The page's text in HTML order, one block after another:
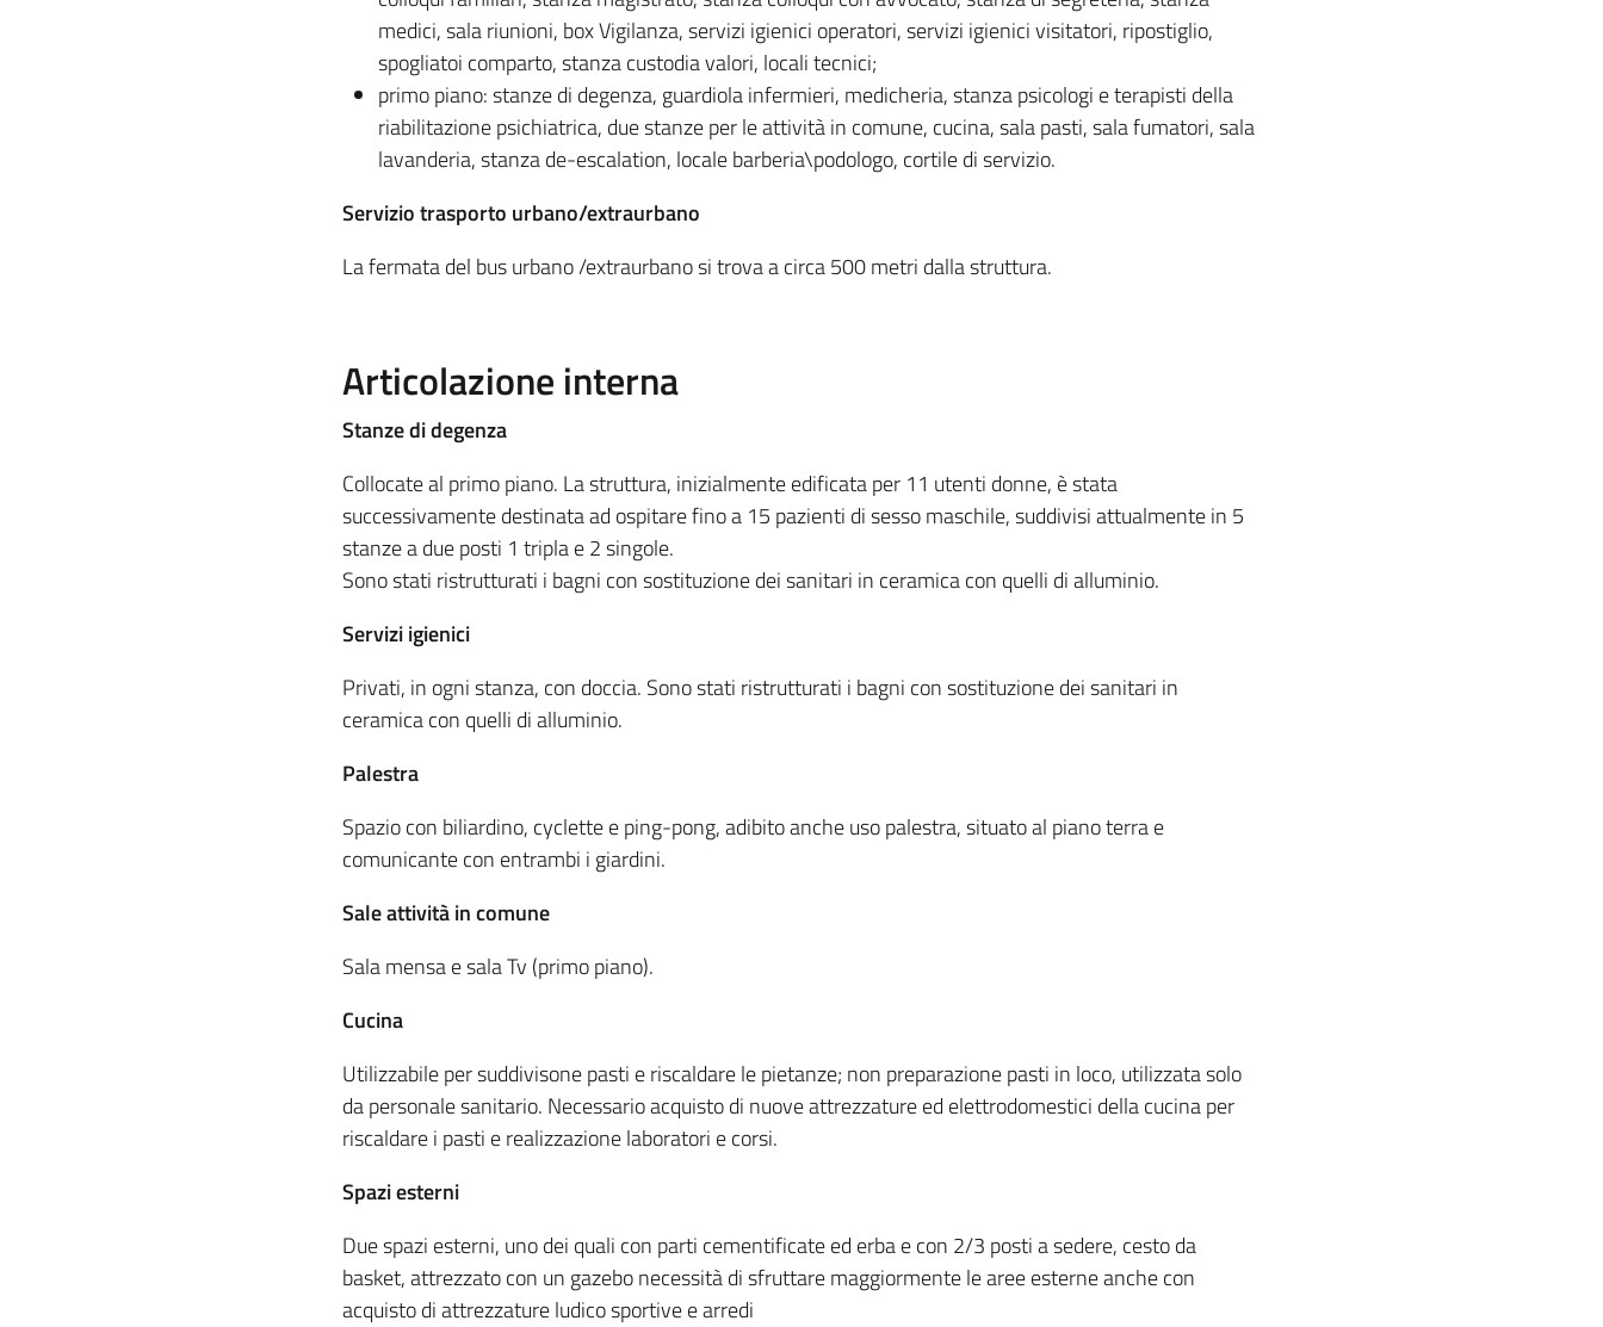
medici, sala riunioni, box Vigilanza, servizi igienici operatori, servizi igienici visitatori, ripostiglio,
spogliatoi comparto, stanza custodia valori, locali tecnici;
primo piano: stanze di degenza, guardiola infermieri, medicheria, stanza psicologi e terapisti della
riabilitazione psichiatrica, due stanze per le attività in comune, cucina, sala pasti, sala fumatori, sala
lavanderia, stanza de-escalation, locale barberia\podologo, cortile di servizio.
Servizio trasporto urbano/extraurbano
La fermata del bus urbano /extraurbano si trova a circa 500 metri dalla struttura.
Articolazione interna
Stanze di degenza
Collocate al primo piano. La struttura, inizialmente edificata per 11 utenti donne, è stata
successivamente destinata ad ospitare fino a 15 pazienti di sesso maschile, suddivisi attualmente in 5
stanze a due posti 1 tripla e 2 singole.
Sono stati ristrutturati i bagni con sostituzione dei sanitari in ceramica con quelli di alluminio.
Servizi igienici
Privati, in ogni stanza, con doccia. Sono stati ristrutturati i bagni con sostituzione dei sanitari in
ceramica con quelli di alluminio.
Palestra
Spazio con biliardino, cyclette e ping-pong, adibito anche uso palestra, situato al piano terra e
comunicante con entrambi i giardini.
Sale attività in comune
Sala mensa e sala Tv (primo piano).
Cucina
Utilizzabile per suddivisone pasti e riscaldare le pietanze; non preparazione pasti in loco, utilizzata solo
da personale sanitario. Necessario acquisto di nuove attrezzature ed elettrodomestici della cucina per
riscaldare i pasti e realizzazione laboratori e corsi.
Spazi esterni
Due spazi esterni, uno dei quali con parti cementificate ed erba e con 2/3 posti a sedere, cesto da
basket, attrezzato con un gazebo necessità di sfruttare maggiormente le aree esterne anche con
acquisto di attrezzature ludico sportive e arredi